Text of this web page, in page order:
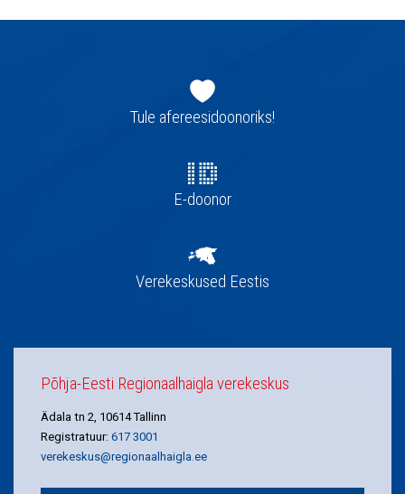
navigatsioonTule afereesidoonoriks!
E-doonor
Verekeskused Eestis
Põhja-Eesti Regionaalhaigla verekeskus
Ädala tn 2, 10614 Tallinn
Registratuur: 617 3001
verekeskus@regionaalhaigla.ee